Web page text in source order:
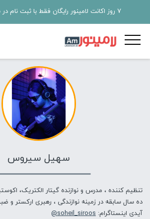
7 روز اکانت لامینور رایگان فقط با ثبت نام در سایت
سهیل سیروس
تنظیم کننده ، مدرس و نوازنده گیتار الکتریک،
ده سال سابقه در زمینه نوازندگی ، رهبری ارکستر و
آیدی اینستاگرام: soheil_siroos@